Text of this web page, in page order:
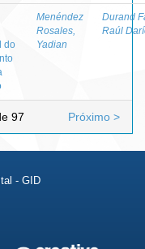
do
Menéndez
Rosales,
Yadian
Durand
Raúl
97 Próximo >
- GID